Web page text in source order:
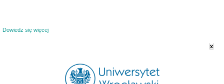
Dowiedz się więcej
x